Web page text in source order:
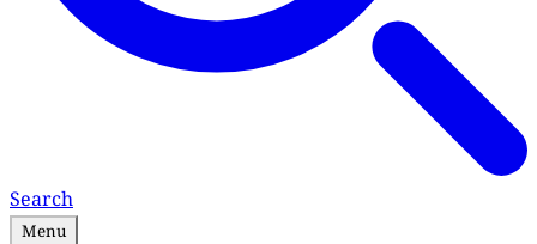
Search
Menu